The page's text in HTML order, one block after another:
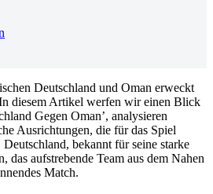
Deutschland und Oman erweckt
diesem Artikel werfen wir einen Blick
Gegen Oman’, analysieren
Ausrichtungen, die für das Spiel
bekannt für seine starke
das aufstrebende Team aus dem Nahen
Match.